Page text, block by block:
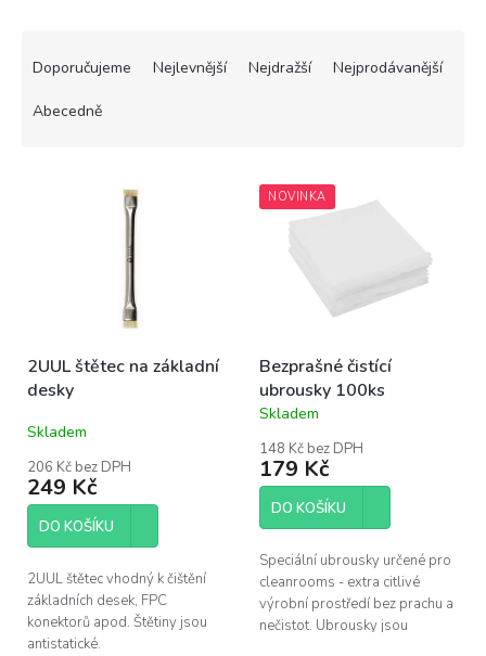
Doporučujeme Nejlevnější Nejdražší Nejprodávanější
Abecedně
d
u
t
ů
2UUL štětec na základní
desky
Skladem
206 Kč bez DPH
249 Kč
DO KOŠÍKU
2UUL štětec vhodný k čištění
základních desek, FPC
konektorů apod. Štětiny jsou
antistatické.
NOVINKA
Bezprašné čistící
ubrousky 100ks
Průměrné
hodnocení
produktu
je
4,5
hvězdiček.
Skladem
148 Kč bez DPH
179 Kč
DO KOŠÍKU
Speciální ubrousky určené pro
cleanrooms - extra citlivé
výrobní prostředí bez prachu a
nečistot. Ubrousky jsou